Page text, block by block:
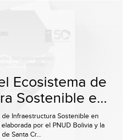
Ecosistema de
Sostenible e...
Infraestructura Sostenible en
por el PNUD Bolivia y la
Santa Cr...